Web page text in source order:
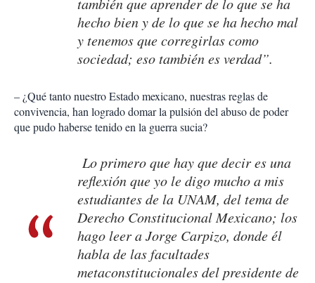
también que aprender de lo que se ha
hecho bien y de lo que se ha hecho mal
y tenemos que corregirlas como
sociedad; eso también es verdad”.
– ¿Qué tanto nuestro Estado mexicano, nuestras reglas de
convivencia, han logrado domar la pulsión del abuso de poder
que pudo haberse tenido en la guerra sucia?
Lo primero que hay que decir es una
reflexión que yo le digo mucho a mis
estudiantes de la UNAM, del tema de
Derecho Constitucional Mexicano; los
hago leer a Jorge Carpizo, donde él
habla de las facultades
metaconstitucionales del presidente de